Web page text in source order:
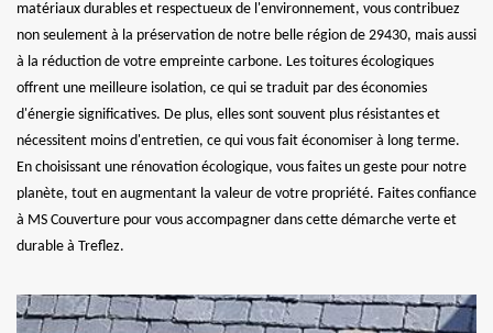
matériaux durables et respectueux de l'environnement, vous contribuez
non seulement à la préservation de notre belle région de 29430, mais aussi
à la réduction de votre empreinte carbone. Les toitures écologiques
offrent une meilleure isolation, ce qui se traduit par des économies
d'énergie significatives. De plus, elles sont souvent plus résistantes et
nécessitent moins d'entretien, ce qui vous fait économiser à long terme.
En choisissant une rénovation écologique, vous faites un geste pour notre
planète, tout en augmentant la valeur de votre propriété. Faites confiance
à MS Couverture pour vous accompagner dans cette démarche verte et
durable à Treflez.